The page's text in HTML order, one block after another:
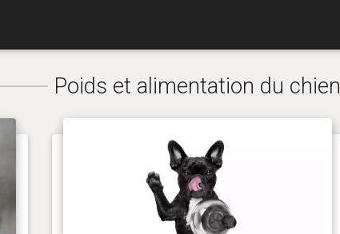
Poids et alimentation du chien